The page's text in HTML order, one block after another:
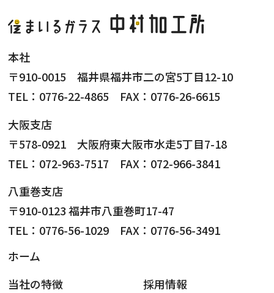
本社
〒910-0015 福井県福井市二の宮5丁目12-10
TEL：0776-22-4865 FAX：0776-26-6615
大阪支店
〒578-0921 大阪府東大阪市水走5丁目7-18
TEL：072-963-7517 FAX：072-966-3841
八重巻支店
〒910-0123 福井市八重巻町17-47
TEL：0776-56-1029 FAX：0776-56-3491
ホーム
当社の特徴
採用情報